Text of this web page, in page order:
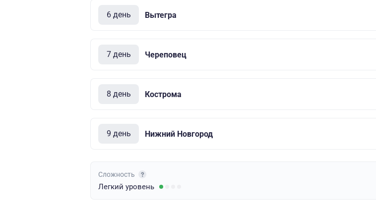
6 день Вытегра
7 день Череповец
8 день Кострома
9 день Нижний Новгород
Сложность
Легкий уровень